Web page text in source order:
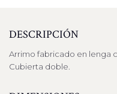
DESCRIPCIÓN
Arrimo fabricado en lenga
Cubierta doble.